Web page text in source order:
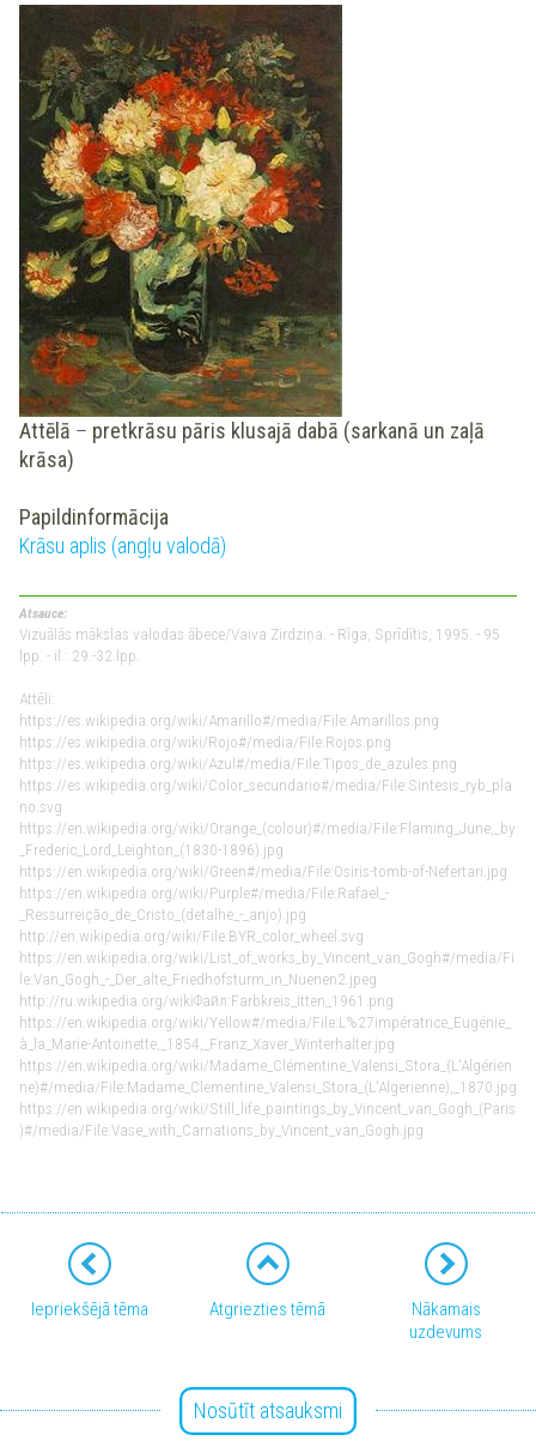
Attēlā – pretkrāsu pāris klusajā dabā (sarkanā un zaļā
krāsa)
Papildinformācija
Krāsu aplis (angļu valodā)
Atsauce:
Vizuālās mākslas valodas ābece/Vaiva Zirdziņa. - Rīga, Sprīdītis, 1995. - 95
lpp. - il.: 29.-32.lpp.
Attēli:
https://es.wikipedia.org/wiki/Amarillo#/media/File:Amarillos.png
https://es.wikipedia.org/wiki/Rojo#/media/File:Rojos.png
https://es.wikipedia.org/wiki/Azul#/media/File:Tipos_de_azules.png
https://es.wikipedia.org/wiki/Color_secundario#/media/File:Sintesis_ryb_pla
no.svg
https://en.wikipedia.org/wiki/Orange_(colour)#/media/File:Flaming_June,_by
_Frederic_Lord_Leighton_(1830-1896).jpg
https://en.wikipedia.org/wiki/Green#/media/File:Osiris-tomb-of-Nefertari.jpg
https://en.wikipedia.org/wiki/Purple#/media/File:Rafael_-
_Ressurreição_de_Cristo_(detalhe_-_anjo).jpg
http://en.wikipedia.org/wiki/File:BYR_color_wheel.svg
https://en.wikipedia.org/wiki/List_of_works_by_Vincent_van_Gogh#/media/Fi
le:Van_Gogh_-_Der_alte_Friedhofsturm_in_Nuenen2.jpeg
http://ru.wikipedia.org/wikiФайл:Farbkreis_Itten_1961.png
https://en.wikipedia.org/wiki/Yellow#/media/File:L%27impératrice_Eugénie_
à_la_Marie-Antoinette,_1854,_Franz_Xaver_Winterhalter.jpg
https://en.wikipedia.org/wiki/Madame_Clémentine_Valensi_Stora_(L'Algérien
ne)#/media/File:Madame_Clementine_Valensi_Stora_(L'Algerienne),_1870.jpg
https://en.wikipedia.org/wiki/Still_life_paintings_by_Vincent_van_Gogh_(Paris
)#/media/File:Vase_with_Carnations_by_Vincent_van_Gogh.jpg
Iepriekšējā tēma Atgriezties tēmā
Nākamais
uzdevums
Nosūtīt atsauksmi